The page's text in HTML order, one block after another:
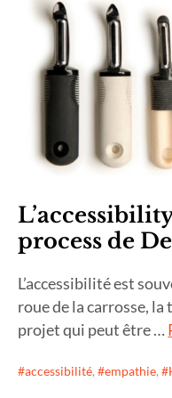
process de
L’accessibilité est
roue de la carrosse,
projet qui peut être …
accessibilité, empathie,